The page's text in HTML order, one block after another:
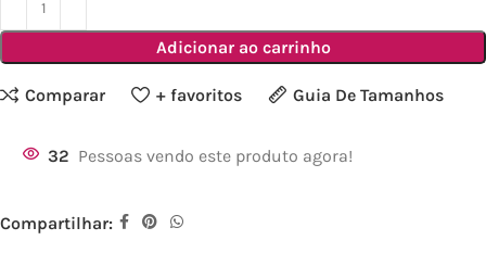
Adicionar ao carrinho
Comparar + favoritos Guia De Tamanhos
32 Pessoas vendo este produto agora!
Compartilhar: